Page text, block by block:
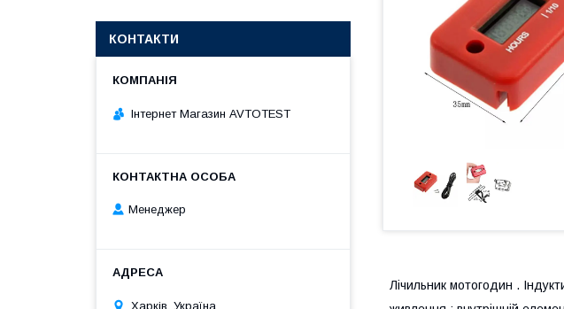
Лічильник мотогодин .
КОНТАКТИ
Інтернет Магазин AVTOTEST
Менеджер
Харків, Україна